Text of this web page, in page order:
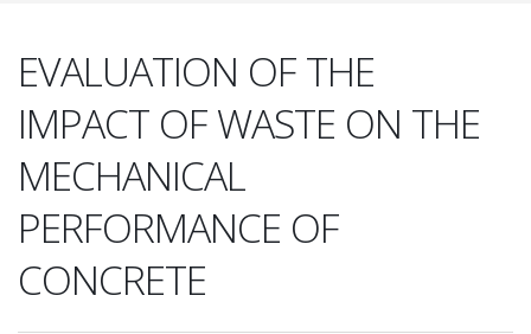
EVALUATION OF THE
IMPACT OF WASTE ON THE
MECHANICAL
PERFORMANCE OF
CONCRETE